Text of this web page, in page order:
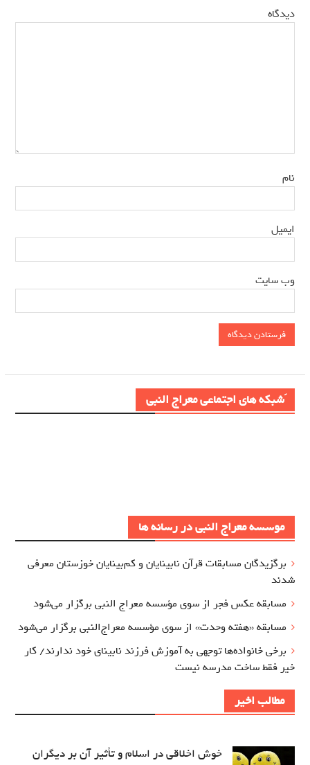
دیدگاه*
نام*
ایمیل*
وب‌ سایت
َشبکه های اجتماعی معراج النبی
موسسه معراج النبی در رسانه ها
برگزيدگان مسابقات قرآن نابینایان و کم‌بینایان خوزستان معرفي
شدند
مسابقه عکس فجر از سوی مؤسسه معراج‌ النبی برگزار می‌شود
مسابقه «هفته وحدت» از سوی مؤسسه معراج‌النبی برگزار می‌شود
برخی خانواده‌ها توجهی به آموزش‌ فرزند نابینای خود ندارند/ کار
خیر فقط ساخت مدرسه نیست
مطالب اخیر
خوش اخلاقی در اسلام و تأثیر آن بر دیگران